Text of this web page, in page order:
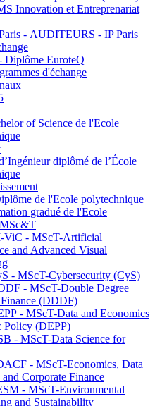
Innovation et Entreprenariat
- AUDITEURS - IP Paris
Diplôme EuroteQ
d'échange
of Science de l'Ecole
diplômé de l’École
de l'Ecole polytechnique
gradué de l'Ecole
ViC - MScT-Artificial
and Advanced Visual
- MScT-Cybersecurity (CyS)
- MScT-Double Degree
(DDDF)
- MScT-Data and Economics
Policy (DEPP)
- MScT-Data Science for
- MScT-Economics, Data
Corporate Finance
- MScT-Environmental
and Sustainability